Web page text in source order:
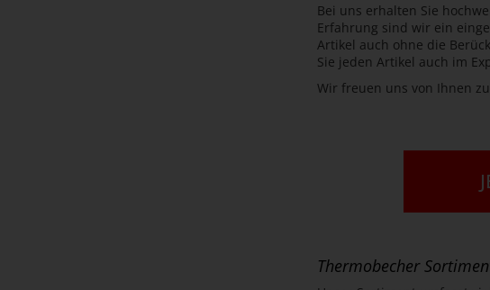
Bei uns erhalten Sie
Erfahrung sind wir ein
Artikel auch ohne die
Sie jeden Artikel auch im
Wir freuen uns von Ihnen
Thermobecher